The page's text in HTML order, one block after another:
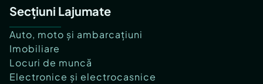
Secțiuni Lajumate
Auto, moto și ambarcațiuni
Imobiliare
Locuri de muncă
Electronice și electrocasnice